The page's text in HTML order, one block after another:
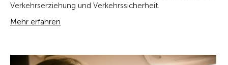
Verkehrserziehung und Verkehrssicherheit.
Mehr erfahren